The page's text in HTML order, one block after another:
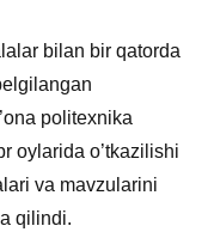
bilan bir qatorda
politexnika
oylarida o’tkazilishi
va mavzularini
qilindi.